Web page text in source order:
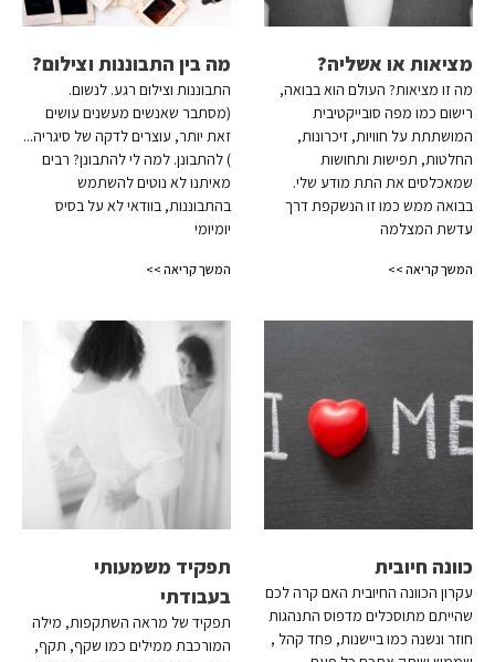
מציאות או אשליה?
מה זו מציאות? העולם הוא בבואה,
רישום כמו מפה סובייקטיבית
המושתתת על חוויות, זיכרונות,
החלטות, תפישות ותחושות
שמאכלסים את התת מודע שלי.
בבואה ממש כמו זו הנשקפת דרך
עדשת המצלמה
המשך קריאה >>
מה בין התבוננות וצילום?
התבוננות וצילום רגע. לנשום.
(מסתבר שאנשים מעשנים עושים
זאת יותר, עוצרים לדקה של סיגריה...
) להתבונן. למה לי להתבונן? רבים
מאיתנו לא נוטים להשתמש
בהתבוננות, בוודאי לא על בסיס
יומיומי
המשך קריאה >>
כוונה חיובית
עקרון הכוונה החיובית האם קרה לכם
שהייתם מתוסכלים מדפוס התנהגות
חוזר ונשנה כמו ביישנות, פחד קהל ,
תפקיד משמעותי
בעבודתי
תפקיד של מראה השתקפות, מילה
המורכבת ממילים כמו שקף, תקף,